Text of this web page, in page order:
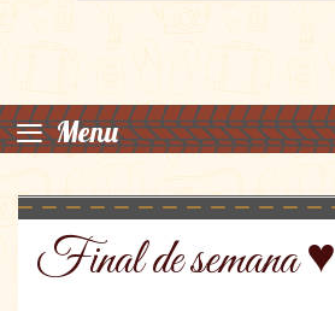
≡ Menu
Final de semana ♥